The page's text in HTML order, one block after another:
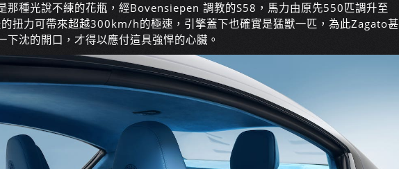
那種光說不練的花瓶，經Bovensiepen 調教的S58，馬力由原先550匹調升至
扭力可帶來超越300km/h的極速，引擎蓋下也確實是猛獸一匹，為此Zagato甚
下沈的開口，才得以應付這具強悍的心臟。